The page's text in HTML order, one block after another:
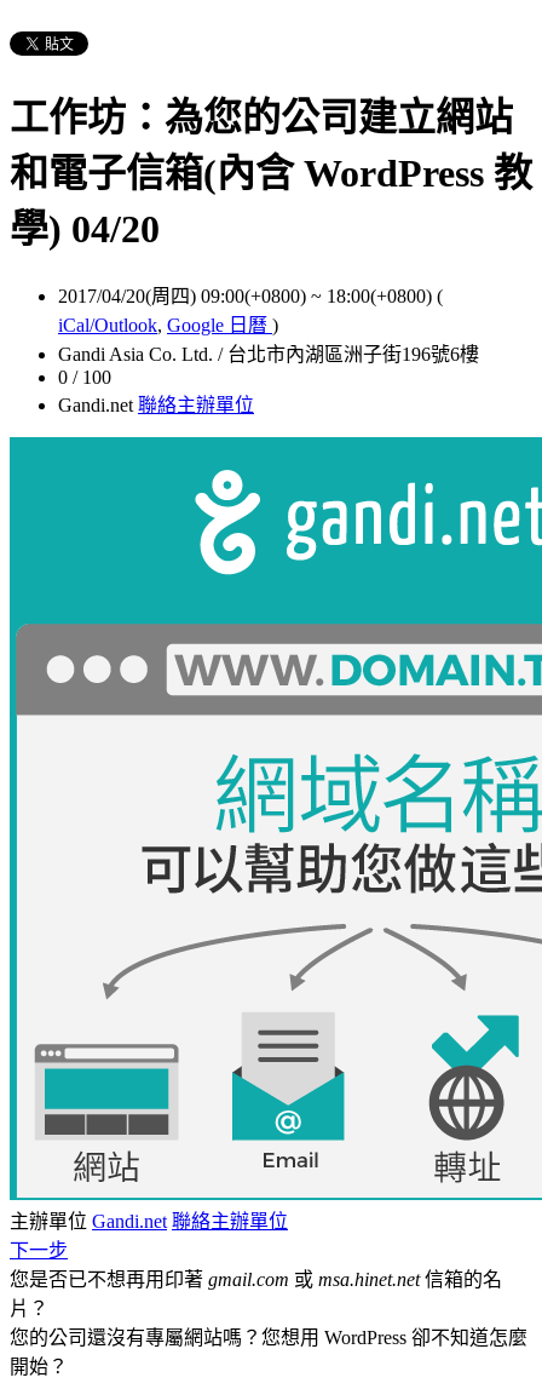
工作坊：為您的公司建立網站
和電子信箱(內含 WordPress 教
學) 04/20
2017/04/20(周四) 09:00(+0800) ~ 18:00(+0800) (
iCal/Outlook, Google 日曆 )
Gandi Asia Co. Ltd. / 台北市內湖區洲子街196號6樓
0 / 100
Gandi.net 聯絡主辦單位
主辦單位 Gandi.net 聯絡主辦單位
下一步
您是否已不想再用印著 gmail.com 或 msa.hinet.net信箱的名
片？
您的公司還沒有專屬網站嗎？您想用 WordPress 卻不知道怎麼
開始？